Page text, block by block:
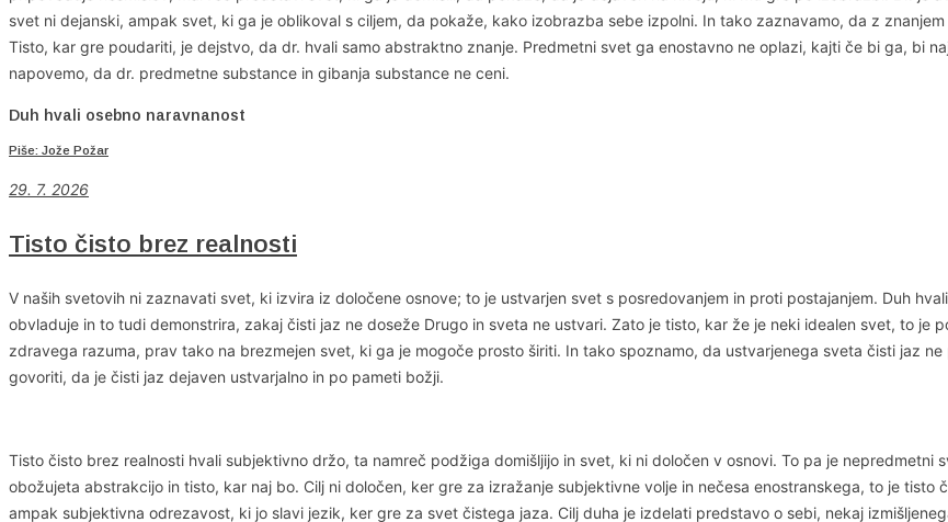
svet ni dejanski, ampak svet, ki ga je oblikoval s ciljem, da pokaže, kako izobrazba sebe izpolni. In tako zaznavamo, da z
Tisto, kar gre poudariti, je dejstvo, da dr. hvali samo abstraktno znanje. Predmetni svet ga enostavno ne oplazi, kajti če bi ga, bi
napovemo, da dr. predmetne substance in gibanja substance ne ceni.
Duh hvali osebno naravnanost
Piše: Jože Požar
29. 7. 2026
Tisto čisto brez realnosti
V naših svetovih ni zaznavati svet, ki izvira iz določene osnove; to je ustvarjen svet s posredovanjem in proti postajanjem. Duh
obvladuje in to tudi demonstrira, zakaj čisti jaz ne doseže Drugo in sveta ne ustvari. Zato je tisto, kar že je neki idealen svet, to
zdravega razuma, prav tako na brezmejen svet, ki ga je mogoče prosto širiti. In tako spoznamo, da ustvarjenega sveta čisti jaz
govoriti, da je čisti jaz dejaven ustvarjalno in po pameti božji.
Tisto čisto brez realnosti hvali subjektivno držo, ta namreč podžiga domišljijo in svet, ki ni določen v osnovi. To pa je nepredmetni
obožujeta abstrakcijo in tisto, kar naj bo. Cilj ni določen, ker gre za izražanje subjektivne volje in nečesa enostranskega, to je tisto
ampak subjektivna odrezavost, ki jo slavi jezik, ker gre za svet čistega jaza. Cilj duha je izdelati predstavo o sebi, nekaj